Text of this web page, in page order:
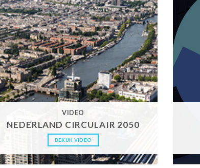
VIDEO
NEDERLAND CIRCULAIR 2050
BEKIJK VIDEO